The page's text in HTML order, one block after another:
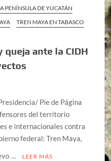
PENÍNSULA DE YUCATÁN
TREN MAYA EN TABASCO
queja ante la CIDH
Pie de Página
del territorio
e internacionales contra
federal: Tren Maya,
…
LEER MÁS